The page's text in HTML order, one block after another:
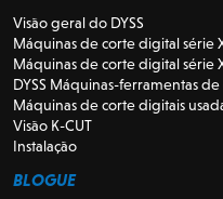
Visão geral do DYSS
Máquinas de corte digital série
Máquinas de corte digital série
DYSS Máquinas-ferramentas
Máquinas de corte digitais
Visão K-CUT
Instalação
BLOGUE